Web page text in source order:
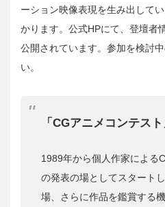
ーション映像表現を生み出して
かります。公式HPにて、登壇者
公開されています。参加を検討
い。
「CGアニメコンテス
1989年から個人作家による
の発表の場としてスタート
場、さらに作品を鑑賞する